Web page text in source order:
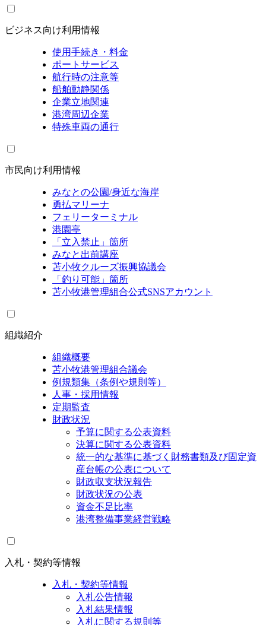
ビジネス向け利用情報
使用手続き・料金
ポートサービス
航行時の注意等
船舶動静関係
企業立地関連
港湾周辺企業
特殊車両の通行
市民向け利用情報
みなとの公園/身近な海岸
勇払マリーナ
フェリーターミナル
港園亭
「立入禁止」箇所
みなと出前講座
苫小牧クルーズ振興協議会
「釣り可能」箇所
苫小牧港管理組合公式SNSアカウント
組織紹介
組織概要
苫小牧港管理組合議会
例規類集（条例や規則等）
人事・採用情報
定期監査
財政状況
予算に関する公表資料
決算に関する公表資料
統一的な基準に基づく財務書類及び固定資
産台帳の公表について
財政収支状況報告
財政状況の公表
資金不足比率
港湾整備事業経営戦略
入札・契約等情報
入札・契約等情報
入札公告情報
入札結果情報
入札に関する規則等